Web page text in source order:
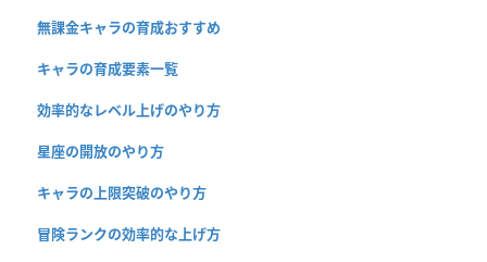
無課金キャラの育成おすすめ
キャラの育成要素一覧
効率的なレベル上げのやり方
星座の開放のやり方
キャラの上限突破のやり方
冒険ランクの効率的な上げ方